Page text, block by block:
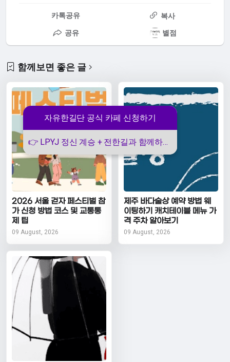
자유한길단 공식 카페 신청하기
👉 LPYJ 정신 계승 + 전한길과 함께하기 바로가기
카톡공유 복사
공유 별점
함께보면 좋은 글
2026 서울 걷자 페스티벌 참
가 신청 방법 코스 및 교통통
제 팁
09 August, 2026
제주 바다술상 예약 방법 웨
이팅하기 캐치테이블 메뉴 가
격 주차 알아보기
09 August, 2026